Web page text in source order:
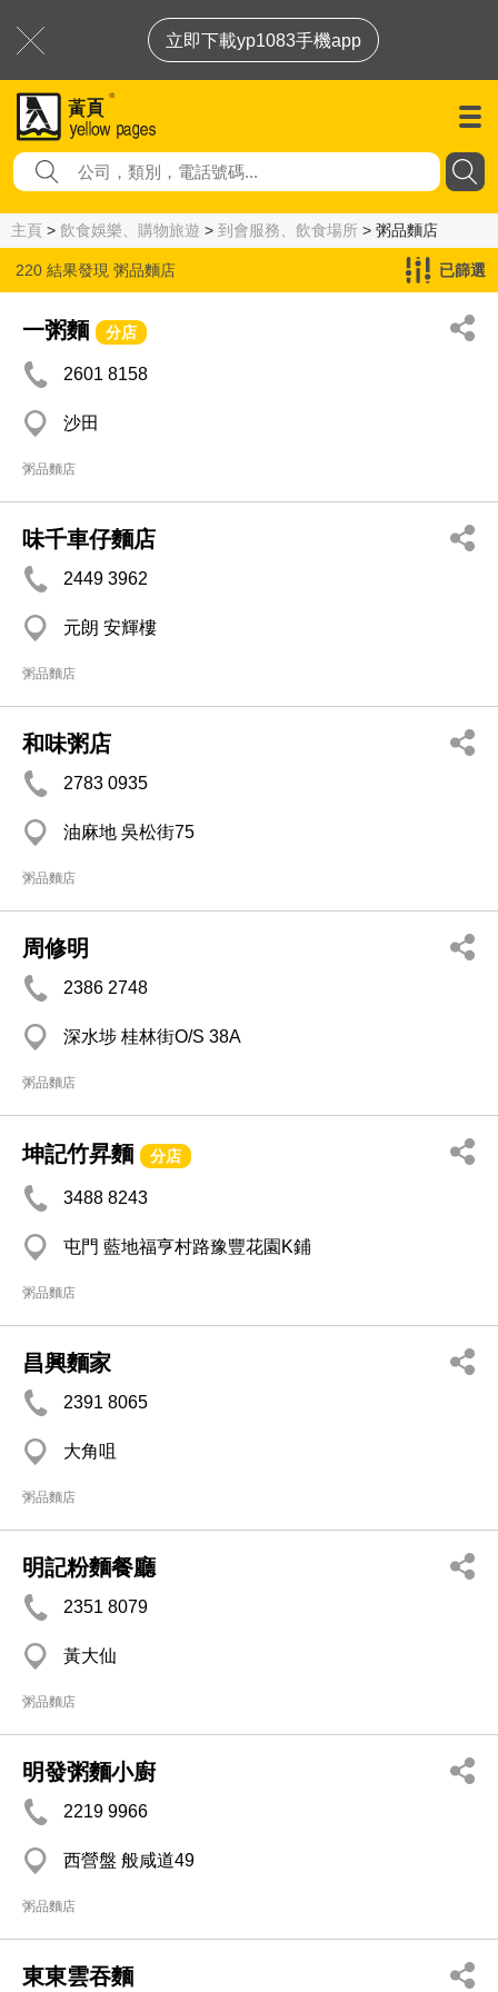
立即下載yp1083手機app
主頁 > 飲食娛樂、購物旅遊 > 到會服務、飲食場所 > 粥品麵店
220 結果發現 粥品麵店 已篩選
一粥麵 分店
2601 8158
沙田
粥品麵店
味千車仔麵店
2449 3962
元朗 安輝樓
粥品麵店
和味粥店
2783 0935
油麻地 吳松街75
粥品麵店
周修明
2386 2748
深水埗 桂林街O/S 38A
粥品麵店
坤記竹昇麵 分店
3488 8243
屯門 藍地福亨村路豫豐花園K鋪
粥品麵店
昌興麵家
2391 8065
大角咀
粥品麵店
明記粉麵餐廳
2351 8079
黃大仙
粥品麵店
明發粥麵小廚
2219 9966
西營盤 般咸道49
粥品麵店
東東雲吞麵